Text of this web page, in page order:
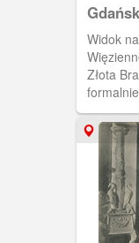
Widok
Złota
Bramą
ul.
strony
niej od
jest